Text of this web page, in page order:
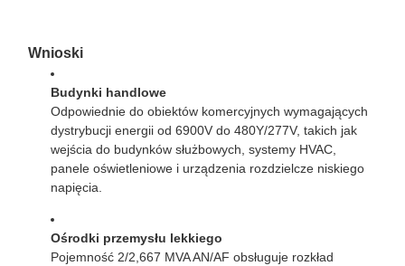
Wnioski
Budynki handlowe
Odpowiednie do obiektów komercyjnych wymagających
dystrybucji energii od 6900V do 480Y/277V, takich jak
wejścia do budynków służbowych, systemy HVAC,
panele oświetleniowe i urządzenia rozdzielcze niskiego
napięcia.
Ośrodki przemysłu lekkiego
Pojemność 2/2,667 MVA AN/AF obsługuje rozkład